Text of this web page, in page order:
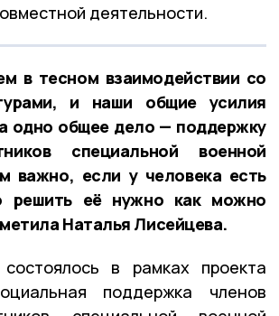
деятельности.
в тесном взаимодействии со
и наши общие усилия
одно общее дело — поддержку
специальной военной
важно, если у человека есть
решить её нужно как можно
Наталья Лисейцева.
в рамках проекта
поддержка членов